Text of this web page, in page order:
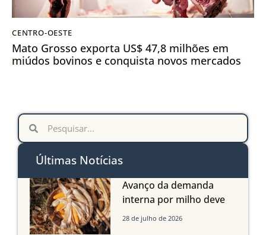
CENTRO-OESTE
Mato Grosso exporta US$ 47,8 milhões em
miúdos bovinos e conquista novos mercados
Últimas Notícias
Avanço da demanda
interna por milho deve
compensar aumento da
28 de julho de 2026